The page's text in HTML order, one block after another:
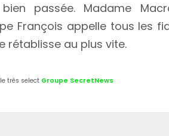
bien passée. Madame
François appelle tous les
rétablisse au plus vite.
très select Groupe SecretNews